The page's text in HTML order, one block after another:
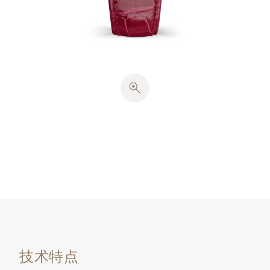
0.24克拉）、18颗沙弗莱石（约0.13克拉）和10颗钻石
（约0.02克拉）。玫瑰金剑形指针清晰指示时间。闪
亮樱桃红色鳄鱼皮表带，与表盘配色谐美呼应。
透盖，可一览机芯风采。
技术特点